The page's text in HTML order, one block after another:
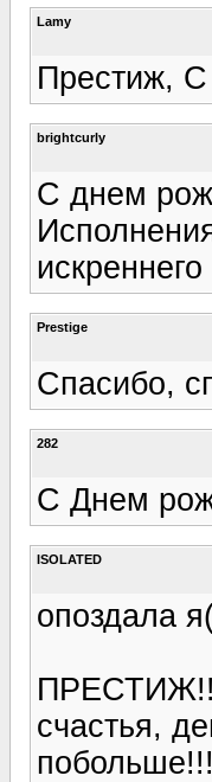
Lamy
Престиж, С
brightcurly
С днем
искреннего
Prestige
Спасибо,
282
С Днем
ISOLATED
опоздала
счастья,